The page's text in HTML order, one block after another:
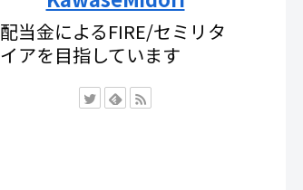
配当金によるFIRE/セミリタ
イアを目指しています